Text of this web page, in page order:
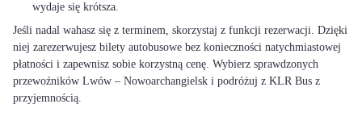
wydaje się krótsza.
Jeśli nadal wahasz się z terminem, skorzystaj z funkcji rezerwacji. Dzięki
niej zarezerwujesz bilety autobusowe bez konieczności natychmiastowej
płatności i zapewnisz sobie korzystną cenę. Wybierz sprawdzonych
przewoźników Lwów – Nowoarchangielsk i podróżuj z KLR Bus z
przyjemnością.